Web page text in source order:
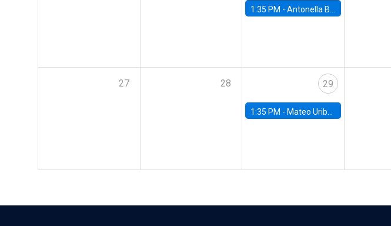
1:35 PM -Antonella Bancalari, Institute for Fiscal Studies (IFS) and Research Associate at University College London (UCL)
27 28 29
1:35 PM - Mateo Uribe-Castro, Universidad de los Andes (Colombia)